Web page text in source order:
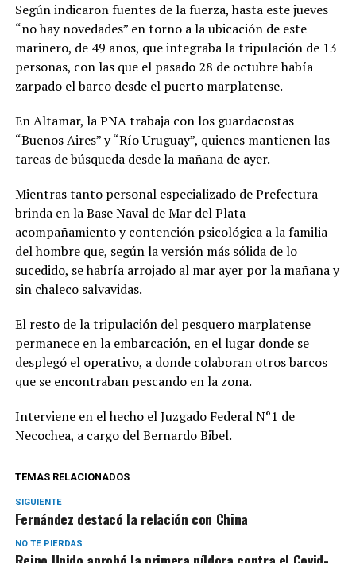
Según indicaron fuentes de la fuerza, hasta este jueves
“no hay novedades” en torno a la ubicación de este
marinero, de 49 años, que integraba la tripulación de 13
personas, con las que el pasado 28 de octubre había
zarpado el barco desde el puerto marplatense.
En Altamar, la PNA trabaja con los guardacostas
“Buenos Aires” y “Río Uruguay”, quienes mantienen las
tareas de búsqueda desde la mañana de ayer.
Mientras tanto personal especializado de Prefectura
brinda en la Base Naval de Mar del Plata
acompañamiento y contención psicológica a la familia
del hombre que, según la versión más sólida de lo
sucedido, se habría arrojado al mar ayer por la mañana y
sin chaleco salvavidas.
El resto de la tripulación del pesquero marplatense
permanece en la embarcación, en el lugar donde se
desplegó el operativo, a donde colaboran otros barcos
que se encontraban pescando en la zona.
Interviene en el hecho el Juzgado Federal N°1 de
Necochea, a cargo del Bernardo Bibel.
TEMAS RELACIONADOS
SIGUIENTE
Fernández destacó la relación con China
NO TE PIERDAS